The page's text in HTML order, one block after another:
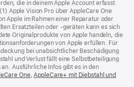
die in deinem Apple Account erfasst
Apple Vision Pro über AppleCare One
Apple im Rahmen einer Reparatur oder
Ersatzteilen oder ‑geräten kann es sich
Originalprodukte von Apple handeln, die
von Apple erfüllen. Für
bei unabsichtlicher Beschädigung
und Verlust fällt eine Selbstbeteiligung
Ausführliche Infos gibt es in den
One(Öffnet
, AppleCare+ mit Diebstahl und